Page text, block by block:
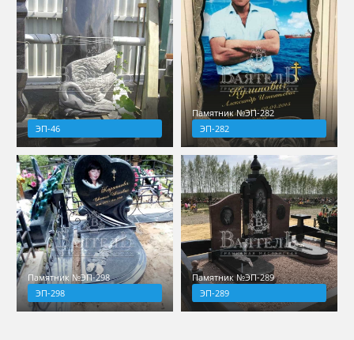
ЭП-46
Памятник №ЭП-282
ЭП-282
Памятник №ЭП-298
ЭП-298
Памятник №ЭП-289
ЭП-289